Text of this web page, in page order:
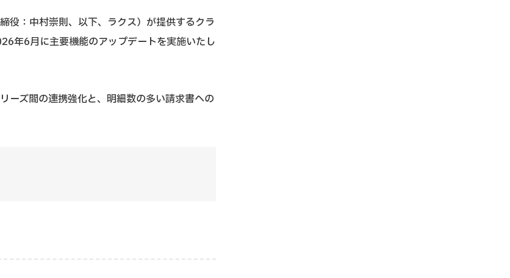
役：中村崇則、以下、ラクス）が提供するクラ
年6月に主要機能のアップデートを実施いたし
ーズ間の連携強化と、明細数の多い請求書への